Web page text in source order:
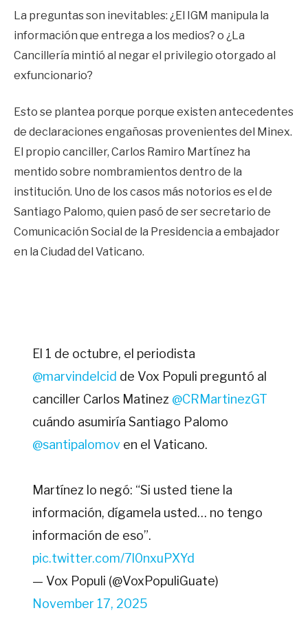
La preguntas son inevitables: ¿El IGM manipula la
información que entrega a los medios? o ¿La
Cancillería mintió al negar el privilegio otorgado al
exfuncionario?
Esto se plantea porque porque existen antecedentes
de declaraciones engañosas provenientes del Minex.
El propio canciller, Carlos Ramiro Martínez ha
mentido sobre nombramientos dentro de la
institución. Uno de los casos más notorios es el de
Santiago Palomo, quien pasó de ser secretario de
Comunicación Social de la Presidencia a embajador
en la Ciudad del Vaticano.
El 1 de octubre, el periodista
@marvindelcid de Vox Populi preguntó al
canciller Carlos Matinez @CRMartinezGT
cuándo asumiría Santiago Palomo
@santipalomoven el Vaticano.
Martínez lo negó: “Si usted tiene la
información, dígamela usted… no tengo
información de eso”.
pic.twitter.com/7l0nxuPXYd
— Vox Populi (@VoxPopuliGuate)
November 17, 2025